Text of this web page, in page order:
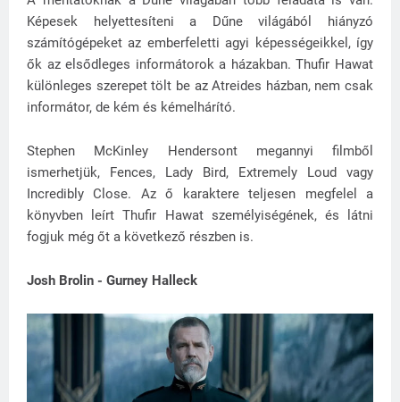
Képesek helyettesíteni a Dűne világából hiányzó
számítógépeket az emberfeletti agyi képességeikkel, így
ők az elsődleges informátorok a házakban. Thufir Hawat
különleges szerepet tölt be az Atreides házban, nem csak
informátor, de kém és kémelhárító.
Stephen McKinley Hendersont megannyi filmből
ismerhetjük, Fences, Lady Bird, Extremely Loud vagy
Incredibly Close. Az ő karaktere teljesen megfelel a
könyvben leírt Thufir Hawat személyiségének, és látni
fogjuk még őt a következő részben is.
Josh Brolin - Gurney Halleck